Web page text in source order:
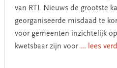
van RTL Nieuws de grootste
georganiseerde misdaad te
voor gemeenten inzichtelijk
kwetsbaar zijn voor ... lees